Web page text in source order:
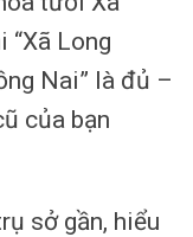
“Xã Long
Nai” là đủ –
của bạn
sở gần, hiểu